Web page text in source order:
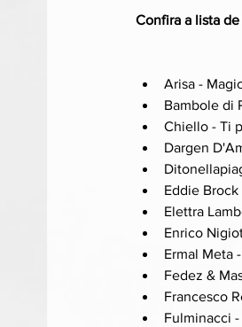
Confira a lista
Arisa -
Bambole di
Chiello - Ti
Dargen
Eddie
Elettra
Enrico
Ermal Meta
Fedez &
Francesco
Fulminacci